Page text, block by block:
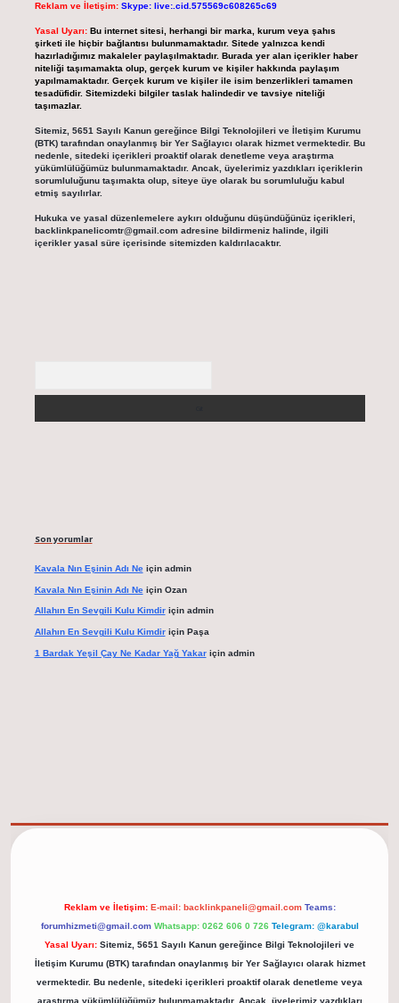
Reklam ve İletişim: Skype: live:.cid.575569c608265c69
Yasal Uyarı: Bu internet sitesi, herhangi bir marka, kurum veya şahıs
şirketi ile hiçbir bağlantısı bulunmamaktadır. Sitede yalnızca kendi
hazırladığımız makaleler paylaşılmaktadır. Burada yer alan içerikler haber
niteliği taşımamakta olup, gerçek kurum ve kişiler hakkında paylaşım
yapılmamaktadır. Gerçek kurum ve kişiler ile isim benzerlikleri tamamen
tesadüfidir. Sitemizdeki bilgiler taslak halindedir ve tavsiye niteliği
taşımazlar.
Sitemiz, 5651 Sayılı Kanun gereğince Bilgi Teknolojileri ve İletişim Kurumu
(BTK) tarafından onaylanmış bir Yer Sağlayıcı olarak hizmet vermektedir. Bu
nedenle, sitedeki içerikleri proaktif olarak denetleme veya araştırma
yükümlülüğümüz bulunmamaktadır. Ancak, üyelerimiz yazdıkları içeriklerin
sorumluluğunu taşımakta olup, siteye üye olarak bu sorumluluğu kabul
etmiş sayılırlar.
Hukuka ve yasal düzenlemelere aykırı olduğunu düşündüğünüz içerikleri,
backlinkpanelicomtr@gmail.comadresine bildirmeniz halinde, ilgili
içerikler yasal süre içerisinde sitemizden kaldırılacaktır.
Son yorumlar
Kavala Nın Eşinin Adı Neiçin admin
Kavala Nın Eşinin Adı Neiçin Ozan
Allahın En Sevgili Kulu Kimdiriçin admin
Allahın En Sevgili Kulu Kimdiriçin Paşa
1 Bardak Yeşil Çay Ne Kadar Yağ Yakariçin admin
Reklam ve İletişim: E-mail: backlinkpaneli@gmail.com Teams:
forumhizmeti@gmail.com Whatsapp: 0262 606 0 726 Telegram: @karabul
Yasal Uyarı: Sitemiz, 5651 Sayılı Kanun gereğince Bilgi Teknolojileri ve
İletişim Kurumu (BTK) tarafından onaylanmış bir Yer Sağlayıcı olarak hizmet
vermektedir. Bu nedenle, sitedeki içerikleri proaktif olarak denetleme veya
araştırma yükümlülüğümüz bulunmamaktadır. Ancak, üyelerimiz yazdıkları